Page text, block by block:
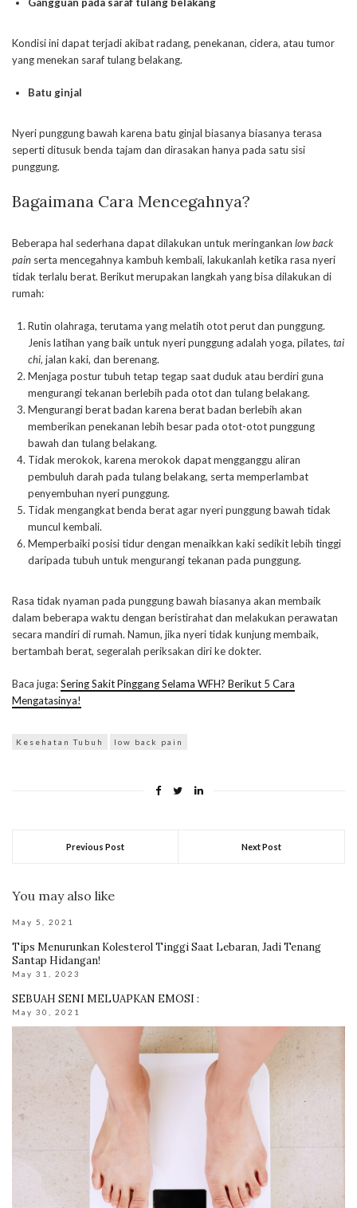
Kondisi ini dapat terjadi akibat radang, penekanan, cidera, atau tumor
yang menekan saraf tulang belakang.
Batu ginjal
Nyeri punggung bawah karena batu ginjal biasanya biasanya terasa
seperti ditusuk benda tajam dan dirasakan hanya pada satu sisi
punggung.
Bagaimana Cara Mencegahnya?
Beberapa hal sederhana dapat dilakukan untuk meringankan low back
pain serta mencegahnya kambuh kembali, lakukanlah ketika rasa nyeri
tidak terlalu berat. Berikut merupakan langkah yang bisa dilakukan di
rumah:
Rutin olahraga, terutama yang melatih otot perut dan punggung.
Jenis latihan yang baik untuk nyeri punggung adalah yoga, pilates, tai
chi, jalan kaki, dan berenang.
Menjaga postur tubuh tetap tegap saat duduk atau berdiri guna
mengurangi tekanan berlebih pada otot dan tulang belakang.
Mengurangi berat badan karena berat badan berlebih akan
memberikan penekanan lebih besar pada otot-otot punggung
bawah dan tulang belakang.
Tidak merokok, karena merokok dapat mengganggu aliran
pembuluh darah pada tulang belakang, serta memperlambat
penyembuhan nyeri punggung.
Tidak mengangkat benda berat agar nyeri punggung bawah tidak
muncul kembali.
Memperbaiki posisi tidur dengan menaikkan kaki sedikit lebih tinggi
daripada tubuh untuk mengurangi tekanan pada punggung.
Rasa tidak nyaman pada punggung bawah biasanya akan membaik
dalam beberapa waktu dengan beristirahat dan melakukan perawatan
secara mandiri di rumah. Namun, jika nyeri tidak kunjung membaik,
bertambah berat, segeralah periksakan diri ke dokter.
Baca juga:Sering Sakit Pinggang Selama WFH? Berikut 5 Cara
Mengatasinya!
Kesehatan Tubuh low back pain
Previous Post Next Post
You may also like
May 5, 2021
Tips Menurunkan Kolesterol Tinggi Saat Lebaran, Jadi Tenang
Santap Hidangan!
May 31, 2023
SEBUAH SENI MELUAPKAN EMOSI :
May 30, 2021